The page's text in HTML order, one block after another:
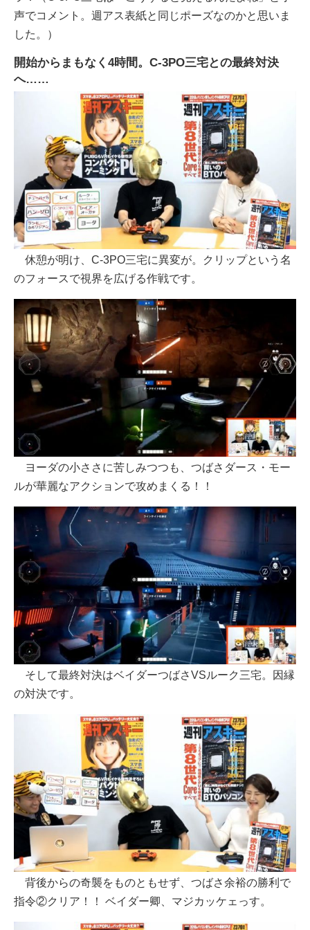
声でコメント。週アス表紙と同じポーズなのかと思いま
した。）
開始からまもなく4時間。C-3PO三宅との最終対決
へ……
休憩が明け、C-3PO三宅に異変が。クリップという名
のフォースで視界を広げる作戦です。
ヨーダの小ささに苦しみつつも、つばさダース・モー
ルが華麗なアクションで攻めまくる！！
そして最終対決はベイダーつばさVSルーク三宅。因縁
の対決です。
背後からの奇襲をものともせず、つばさ余裕の勝利で
指令②クリア！！ ベイダー卿、マジカッケェっす。